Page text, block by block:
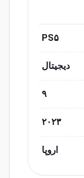
PS۵
دیجیتال
۹
۲۰۲۳
اروپا